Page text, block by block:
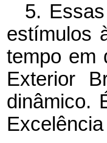
5.
estímulos
tempo em
Exterior
dinâmico.